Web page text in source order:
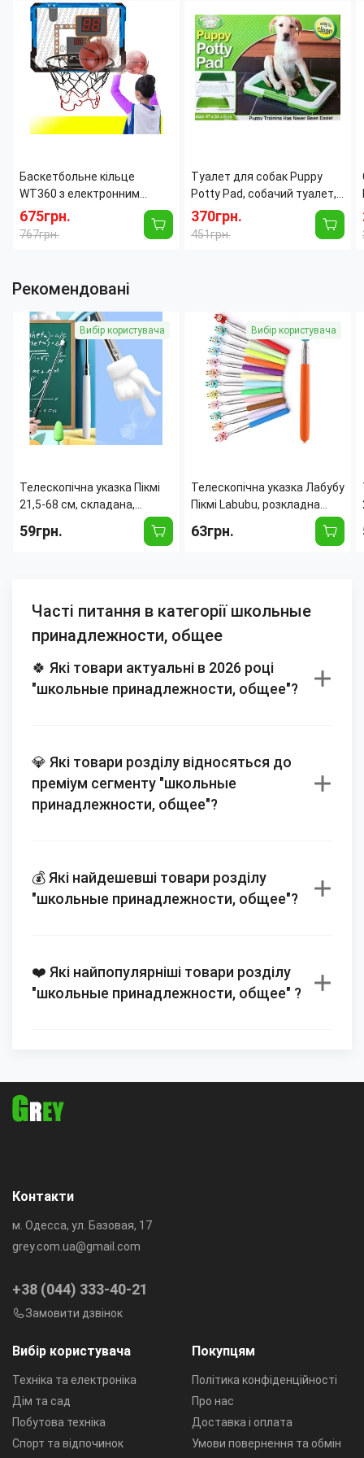
Баскетбольне кільце
WT360 з електронним
табло, світлом і звуком, щит
39×28 см, м'яч Ø25 см
675грн.
767грн.
Туалет для собак Puppy
Potty Pad, собачий туалет,
лоток для собак, туалет
для цуценят домашній
туалет для
370грн.
451грн.
Рекомендовані
Вибір користувача
Телескопічна указка Пікмі
21,5-68 см, складана,
вигляді долоньки для
59грн.
Вибір користувача
Телескопічна указка Лабубу
Пікмі Labubu, розкладна
металева, для навчання та
63грн.
Часті питання в категорії школьные
принадлежности, общее
🍀 Які товари актуальні в 2026 році
"школьные принадлежности, общее"?
💎 Які товари розділу відносяться до
преміум сегменту "школьные
принадлежности, общее"?
💰 Які найдешевші товари розділу
"школьные принадлежности, общее"?
❤️ Які найпопулярніші товари розділу
"школьные принадлежности, общее" ?
Вибір користувача
Техніка та електроніка
Дім та сад
Побутова техніка
Спорт та відпочинок
Покупцям
Політика конфіденційності
Про нас
Доставка і оплата
Умови повернення та обмін
Контакти
м. Одесса, ул. Базовая, 17
grey.com.ua@gmail.com
+38 (044) 333-40-21
Замовити дзвінок